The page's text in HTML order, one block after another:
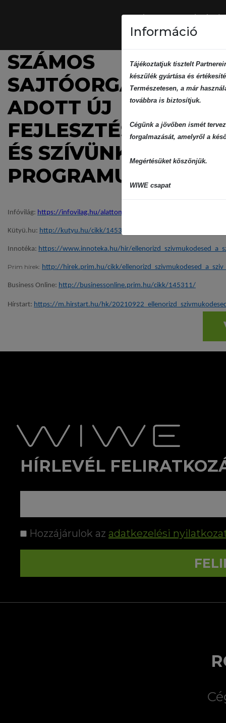
SZÁMOS
SAJTÓORGÁNUM
ADOTT ÚJ
FEJLESZTÉSÜNKRŐL
ÉS SZÍVÜNK NAPI
PROGRAMUNKRÓL!
Infóvilág: https://infovilag.hu/alattomos-pitvarfibrillacio-kozeleg-a-
Kütyü.hu: http://kutyu.hu/cikk/145310
Innotéka: https://www.innoteka.hu/hir/
Prim hírek: http://hirek.prim.hu/cikk/
Business Online: http://businessonline.prim.hu/cikk/145311/
Hírstart: https://m.hirstart.hu/hk/
HÍRLEVÉL
Hozzájárulok az adatkezelési
Információ
Tájékoztatjuk tisztelt
készülék gyártása és
Természetesen, a már
továbbra is biztosítjuk.
Cégünk a jövőben ismét
forgalmazását, amelyről a
Megértésüket köszönjük.
WIWE csapat